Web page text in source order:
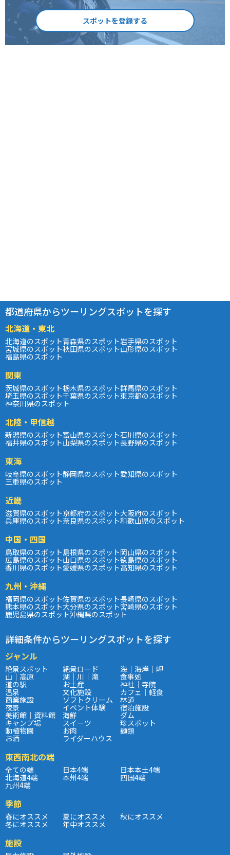
スポットを登録する
都道府県からツーリングスポットを探す
北海道・東北
北海道のスポット青森県のスポット岩手県のスポット
宮城県のスポット秋田県のスポット山形県のスポット
福島県のスポット
関東
茨城県のスポット栃木県のスポット群馬県のスポット
埼玉県のスポット千葉県のスポット東京都のスポット
神奈川県のスポット
北陸・甲信越
新潟県のスポット富山県のスポット石川県のスポット
福井県のスポット山梨県のスポット長野県のスポット
東海
岐阜県のスポット静岡県のスポット愛知県のスポット
三重県のスポット
近畿
滋賀県のスポット京都府のスポット大阪府のスポット
兵庫県のスポット奈良県のスポット和歌山県のスポット
中国・四国
鳥取県のスポット島根県のスポット岡山県のスポット
広島県のスポット山口県のスポット徳島県のスポット
香川県のスポット愛媛県のスポット高知県のスポット
九州・沖縄
福岡県のスポット佐賀県のスポット長崎県のスポット
熊本県のスポット大分県のスポット宮崎県のスポット
鹿児島県のスポット沖縄県のスポット
詳細条件からツーリングスポットを探す
ジャンル
絶景スポット 絶景ロード 海｜海岸｜岬
山｜高原 湖｜川｜滝 食事処
道の駅 お土産 神社｜寺院
温泉 文化施設 カフェ｜軽食
商業施設 ソフトクリーム 林道
夜景 イベント体験 宿泊施設
美術館｜資料館 海鮮 ダム
キャンプ場 スイーツ 珍スポット
動植物園 お肉 麺類
お酒 ライダーハウス
東西南北の端
全ての端 日本4端 日本本土4端
北海道4端 本州4端 四国4端
九州4端
季節
春にオススメ 夏にオススメ 秋にオススメ
冬にオススメ 年中オススメ
施設